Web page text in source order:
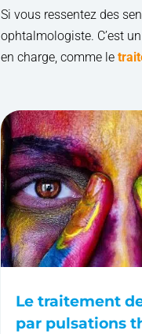
Si vous ressentez des
ophtalmologiste. C’est
en charge, comme le
Le traitement
par pulsations